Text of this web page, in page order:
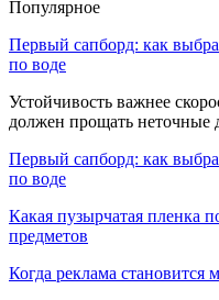
Популярное
Первый сапборд: как
по воде
Устойчивость важнее
должен прощать
Первый сапборд: как
по воде
Какая пузырчатая пленка
предметов
Когда реклама становится